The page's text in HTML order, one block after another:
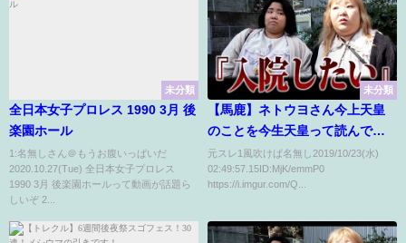
未分類
全日本女子プロレス 1990 3月 後
楽園ホール
1:名無しさん＠もうお腹いっぱいだ
2020.10.27(Tue) 全日本女子プロレス
1990 3月 後楽園ホールって動画が話題ら
しいぞ 2...
未分類
【馬鹿】ネトウヨさん今上天皇
のことを今生天皇って読んでし
まう
元スレ1風吹けば名無し2019/10/23(水)
02:49:57.15ID:MjK/emmP0
https://i.imgur.com/Q...